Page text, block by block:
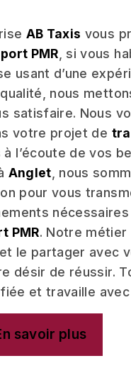
AB Taxis vous
PMR , si vous
usant d’une
nous
satisfaire. Nous
votre projet de
l’écoute de vos
Anglet , nous
pour vous
PMR. Notre
le partager avec
désir de réussir.
et travaille
savoir plus